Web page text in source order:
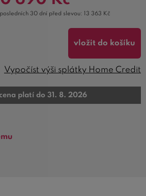
30 dní před slevou: 13 363 Kč
vložit do košíku
Vypočíst výši splátky Home Credit
platí do 31. 8. 2026